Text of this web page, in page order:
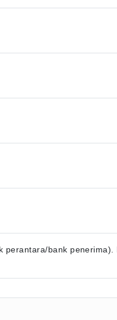
bank